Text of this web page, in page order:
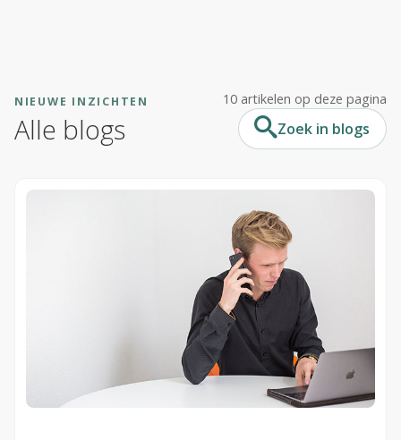
Agile Air
CAPP Loopbaanontwikkeling
Zorgcontent
NIEUWE INZICHTEN
Alle blogs
10 artikelen op deze pagina
Zoek in blogs